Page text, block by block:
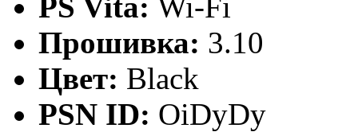
Прошивка: 3.10
Цвет: Black
PSN ID: OiDyDy